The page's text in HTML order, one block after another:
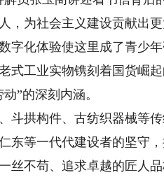
，为社会主义建设贡献出
化体验使这里成了青少年
式工业实物镌刻着国货崛
”的深刻内涵。
拱构件、古纺织器械等传
东等一代代建设者的坚守
丝不苟、追求卓越的匠人品